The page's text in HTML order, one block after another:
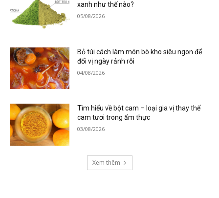
xanh như thế nào?
05/08/2026
Bỏ túi cách làm món bò kho siêu ngon để
đổi vị ngày rảnh rỗi
04/08/2026
Tìm hiểu về bột cam – loại gia vị thay thế
cam tươi trong ẩm thực
03/08/2026
Xem thêm